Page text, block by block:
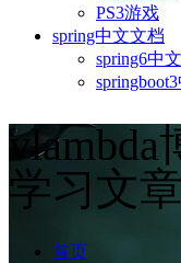
PS3游戏
spring中文文档
spring6中
vlambda
学习文
首页